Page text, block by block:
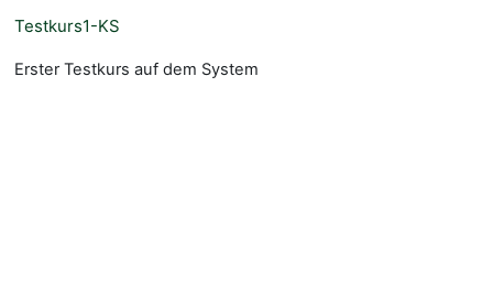
Testkurs1-KS
Erster Testkurs auf dem System